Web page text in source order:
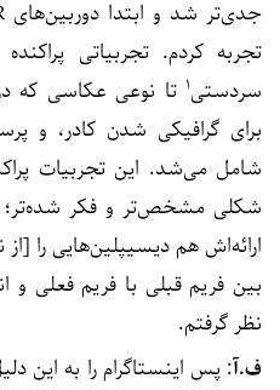
تجربه کردم. تجربیاتی
سردستی۱ تا نوعی عکاسی که
برای گرافیکی شدن کادر، و
شامل می‌شد. این تجربیات
شکلی مشخص‌تر و فکر شده‌تر؛
ارائه‌اش هم دیسیپلین‌هایی را
بین فریم قبلی با فریم فعلی و
نظر گرفتم.
ف.آ: پس اینستاگرام را به این